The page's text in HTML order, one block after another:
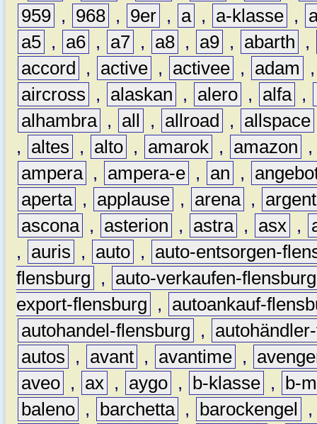
959 , 968 , 9er , a , a-klasse ,
a5 , a6 , a7 , a8 , a9 , abarth
,
accord
, active , activee , adam
aircross
, alaskan , alero , alfa ,
alhambra , all , allroad , allspace
,
altes , alto , amarok , amazon
ampera , ampera-e , an ,
aperta , applause , arena ,
ascona , asterion , astra , asx ,
,
auris , auto ,
auto-entsorgen-
flensburg
,
auto-verkaufen-flensburg
export-flensburg
,
autoankauf-
autohandel-flensburg
,
autos
, avant , avantime ,
aveo , ax , aygo , b-klasse ,
b-
baleno , barchetta , barockengel